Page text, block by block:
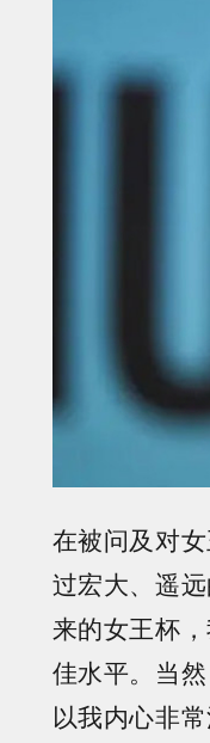
在被问及对
过宏大、遥
来的女王杯
佳水平。当
以我内心非